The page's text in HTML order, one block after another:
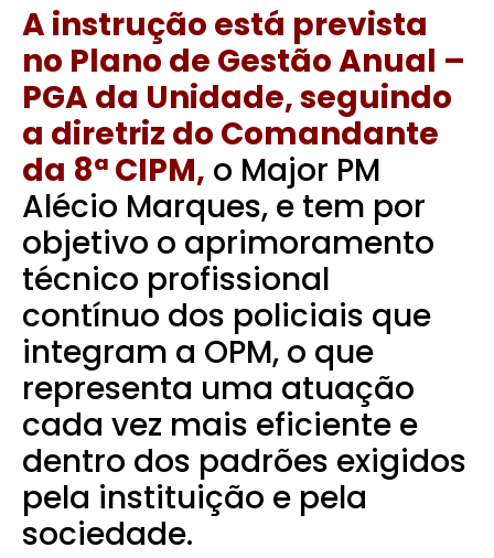
A instrução está prevista
no Plano de Gestão Anual –
PGA da Unidade, seguindo
a diretriz do Comandante
da 8ª CIPM, o Major PM
Alécio Marques, e tem por
objetivo o aprimoramento
técnico profissional
contínuo dos policiais que
integram a OPM, o que
representa uma atuação
cada vez mais eficiente e
dentro dos padrões exigidos
pela instituição e pela
sociedade.